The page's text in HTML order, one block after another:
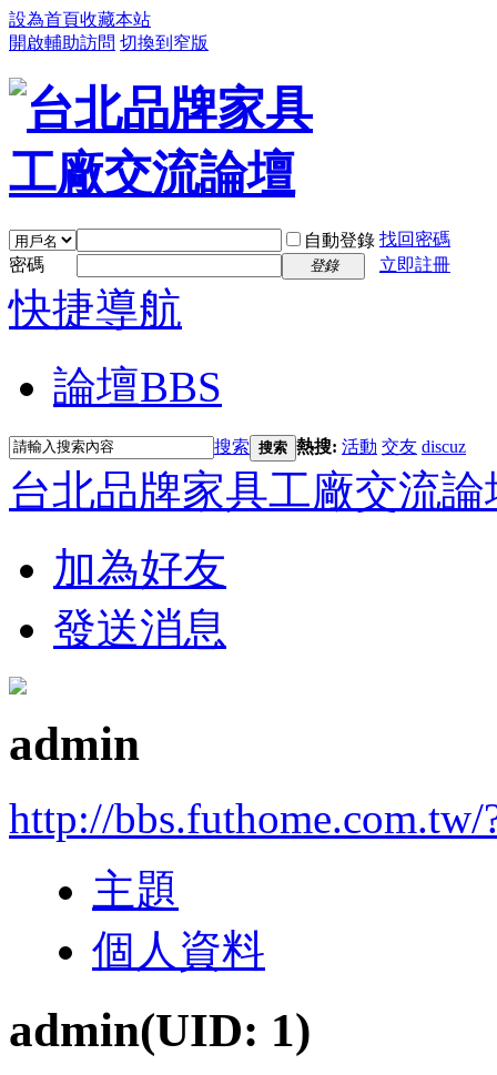
設為首頁收藏本站
開啟輔助訪問 切換到窄版
自動登錄 找回密碼
密碼
登錄 立即註冊
快捷導航
論壇BBS
搜索 搜索 熱搜: 活動 交友 discuz
台北品牌家具工廠交流論
加為好友
發送消息
admin
http://bbs.futhome.com.tw/
主題
個人資料
admin(UID: 1)